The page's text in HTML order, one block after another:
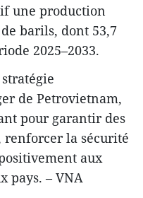
une production
barils, dont 53,7
2025–2033.
de Petrovietnam,
pour garantir des
renforcer la sécurité
aux
pays. – VNA